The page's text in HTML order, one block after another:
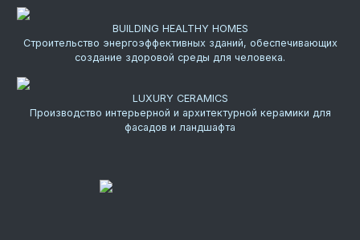
BUILDING HEALTHY HOMES
Строительство энергоэффективных зданий, обеспечивающих
создание здоровой среды для человека.
LUXURY CERAMICS
Производство интерьерной и архитектурной керамики для
фасадов и ландшафта